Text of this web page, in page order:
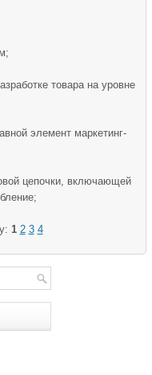
товара на уровне
элемент маркетинг-
цепочки, включающей
1 2 3 4